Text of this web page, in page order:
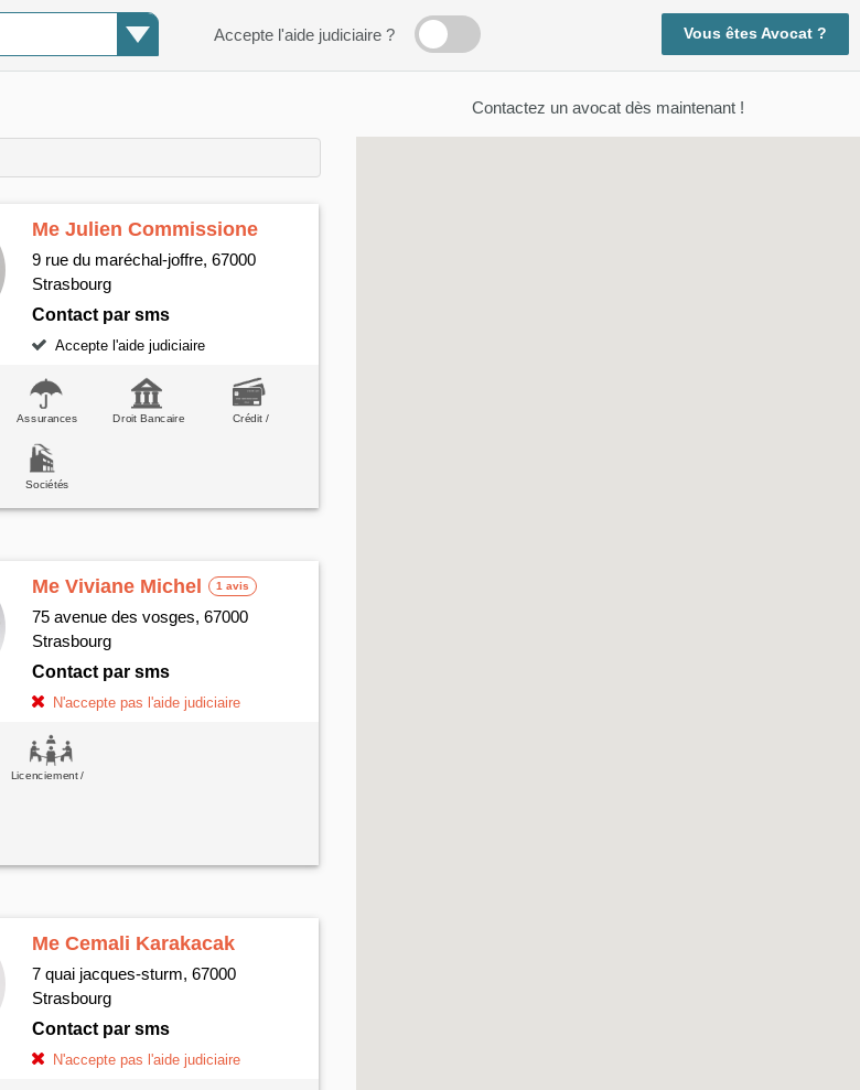
Accepte l'aide judiciaire ? Vous êtes Avocat ?
Me Julien Commissione
9 rue du maréchal-joffre, 67000
Strasbourg
Contact par sms
Accepte l'aide judiciaire
Assurances Droit Bancaire
Crédit /
Sociétés
Me Viviane Michel 1 avis
75 avenue des vosges, 67000
Strasbourg
Contact par sms
N'accepte pas l'aide judiciaire
Licenciement /
Me Cemali Karakacak
7 quai jacques-sturm, 67000
Strasbourg
Contact par sms
N'accepte pas l'aide judiciaire
Contactez un avocat dès maintenant !